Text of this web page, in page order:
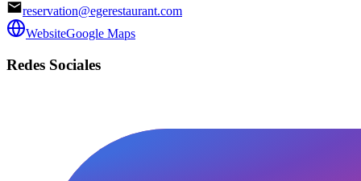
reservation@egerestaurant.com
WebsiteGoogle Maps
Redes Sociales